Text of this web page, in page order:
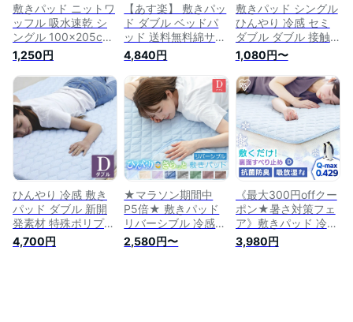
敷きパッド ニットワ
ッフル 吸水速乾 シ
ングル 100×205cm
丸洗いOK 抗菌 防臭
敷きパット 敷パット
ベッドパッド ベッド
パット ベッドシーツ
パットシーツ A726-
st
1,250円
【あす楽】 敷きパッ
ド ダブル ベッドパ
ッド 送料無料綿サッ
カー敷きパッド綿
100％ 爽やか涼感 敷
きパッド丸洗い洗濯
可能ダブル
140×205cm敷きパ
ット シーツ ダブル
ベットパット
【★★】
4,840円
敷きパッド シングル
ひんやり 冷感 セミ
ダブル ダブル 接触
冷感 吸放湿 抗菌防
臭 超速乾 夏 夏用 冷
感敷パッド さらさら
クール寝具 涼感 冷
感 夏物 中わたなし
冷感 シーツ 敷きパ
ット ベッドパッド
ベッドパット
1,080円〜
ひんやり 冷感 敷き
パッド ダブル 新開
発素材 特殊ポリプロ
ピレン採用 クールシ
ーツ クール 冷感 丸
4,700円
★マラソン期間中
P5倍★ 敷きパッド
リバーシブル 冷感
ダブル 140×200cm
防ダニ 抗菌防臭 洗
2,580円〜
《最大300円offクー
ポン★暑さ対策フェ
ア》敷きパッド 冷感
ダブル 夏用 敷くだ
け 冷感敷きパッド
3,980円